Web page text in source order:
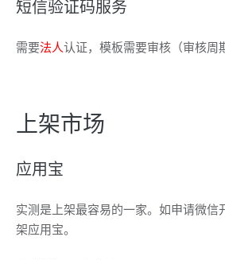
短信验证码服务
需要法人认证，模板需要审核（审核周
上架市场
应用宝
实测是上架最容易的一家。如申请微信
架应用宝。